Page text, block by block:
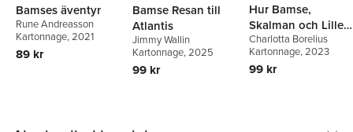
Bamses äventyr
Rune Andreasson
Kartonnage, 2021
89 kr
Bamse Resan till
Atlantis
Jimmy Wallin
Kartonnage, 2025
99 kr
Hur Bamse,
Skalman och Lille
Skutt träffades
Charlotta Borelius
Kartonnage, 2023
99 kr